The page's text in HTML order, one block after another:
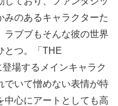
みのあるキャラクターた
ラブブもそんな彼の世界
とつ。「THE
場するメインキャラク
でいて憎めない表情が特
中心にアートとしても高